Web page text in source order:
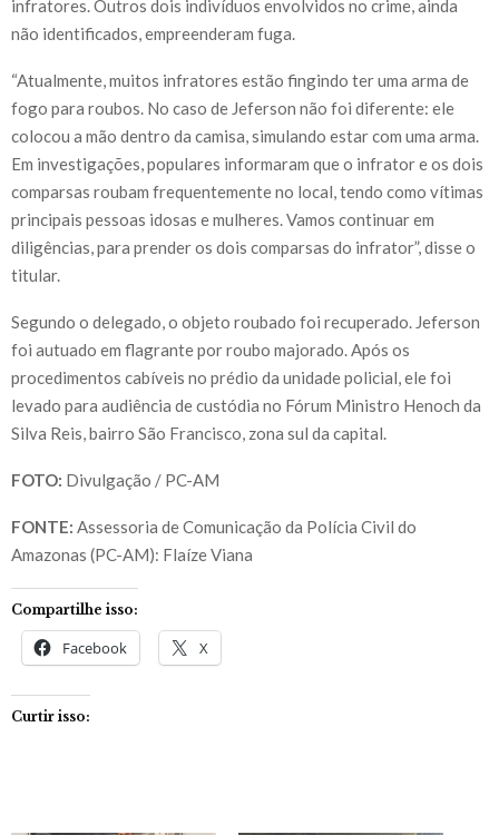
infratores. Outros dois indivíduos envolvidos no crime, ainda
não identificados, empreenderam fuga.
“Atualmente, muitos infratores estão fingindo ter uma arma de
fogo para roubos. No caso de Jeferson não foi diferente: ele
colocou a mão dentro da camisa, simulando estar com uma arma.
Em investigações, populares informaram que o infrator e os dois
comparsas roubam frequentemente no local, tendo como vítimas
principais pessoas idosas e mulheres. Vamos continuar em
diligências, para prender os dois comparsas do infrator”, disse o
titular.
Segundo o delegado, o objeto roubado foi recuperado. Jeferson
foi autuado em flagrante por roubo majorado. Após os
procedimentos cabíveis no prédio da unidade policial, ele foi
levado para audiência de custódia no Fórum Ministro Henoch da
Silva Reis, bairro São Francisco, zona sul da capital.
FOTO: Divulgação / PC-AM
FONTE: Assessoria de Comunicação da Polícia Civil do
Amazonas (PC-AM): Flaíze Viana
Compartilhe isso:
Facebook X
Curtir isso: